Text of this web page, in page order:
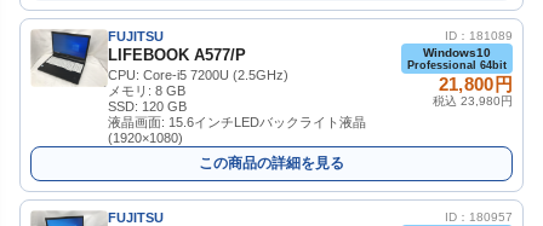
FUJITSU
LIFEBOOK A577/P
CPU: Core-i5 7200U (2.5GHz)
メモリ: 8 GB
SSD: 120 GB
液晶画面: 15.6インチLEDバックライト液晶
(1920×1080)
ID：181089
Windows10
Professional 64bit
21,800円
税込 23,980円
この商品の詳細を見る
FUJITSU
ID：180957